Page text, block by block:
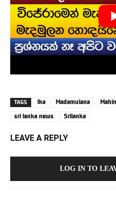
TAGS lka Madamulana
sri lanka news
Srilanka
LEAVE A REPLY
LOG IN TO